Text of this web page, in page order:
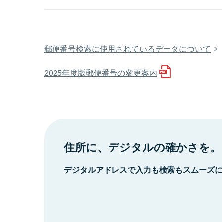
郵便番号検索に使用されているデータについて
2025年度版郵便番号の変更案内
住所に、デジタルの確かさを。
デジタルアドレスで入力も検索もスムーズ